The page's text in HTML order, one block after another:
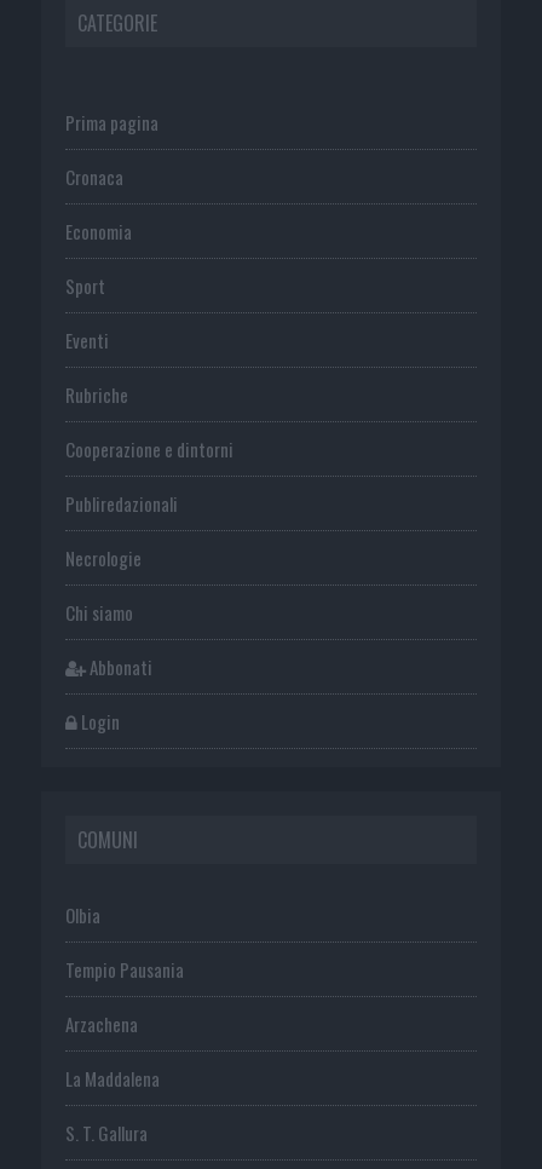
CATEGORIE
Prima pagina
Cronaca
Economia
Sport
Eventi
Rubriche
Cooperazione e dintorni
Publiredazionali
Necrologie
Chi siamo
Abbonati
Login
COMUNI
Olbia
Tempio Pausania
Arzachena
La Maddalena
S. T. Gallura